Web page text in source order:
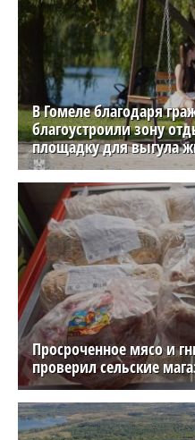
В Гомеле благодаря
благоустроили зону
площадку для выгула
Просроченное мясо и
проверил сельские